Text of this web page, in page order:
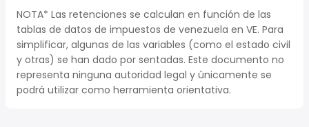
NOTA* Las retenciones se calculan en función de las
tablas de datos de impuestos de venezuela en VE. Para
simplificar, algunas de las variables (como el estado civil
y otras) se han dado por sentadas. Este documento no
representa ninguna autoridad legal y únicamente se
podrá utilizar como herramienta orientativa.